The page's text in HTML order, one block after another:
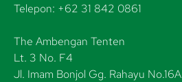
Telepon: +62 31 842 0861
The Ambengan Tenten
Lt. 3 No. F4
Jl. Imam Bonjol Gg. Rahayu No.16A